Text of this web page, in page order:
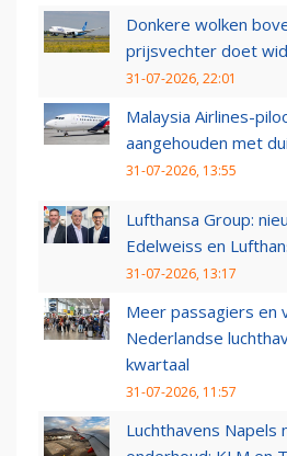
Donkere wolken
prijsvechter doet
31-07-2026, 22:01
Malaysia Airlines-
aangehouden met
31-07-2026, 13:55
Lufthansa Group:
Edelweiss en
31-07-2026, 13:17
Meer passagiers en
Nederlandse
kwartaal
31-07-2026, 11:57
Luchthavens Napels